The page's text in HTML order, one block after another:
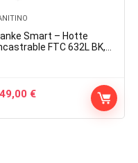
Smart – Hotte
FTC 632L BK,
€